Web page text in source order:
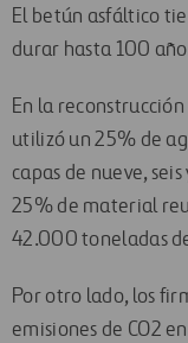
El betún asfáltico
durar hasta 100
En la
utilizó un 25% de
capas de nueve,
25% de material
42.000 toneladas
Por otro lado, los
emisiones de CO2